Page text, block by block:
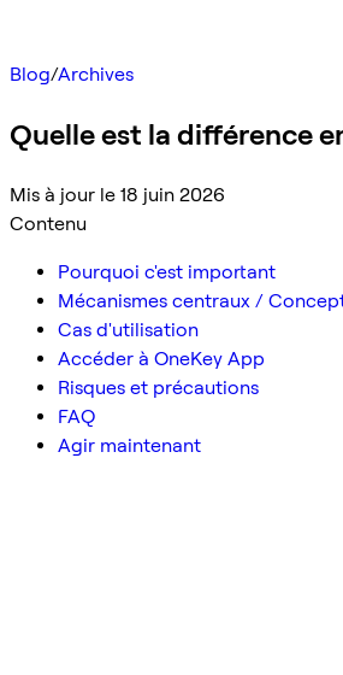
Blog/Archives
Quelle est la différence
Mis à jour le 18 juin 2026
Contenu
Pourquoi c'est important
Mécanismes centraux /
Cas d'utilisation
Accéder à OneKey App
Risques et précautions
FAQ
Agir maintenant